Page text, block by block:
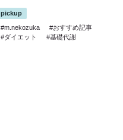
pickup
#m.nekozuka
#おすすめ記事
#ダイエット
#基礎代謝